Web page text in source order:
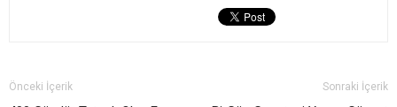
Önceki İçerik Sonraki İçerik